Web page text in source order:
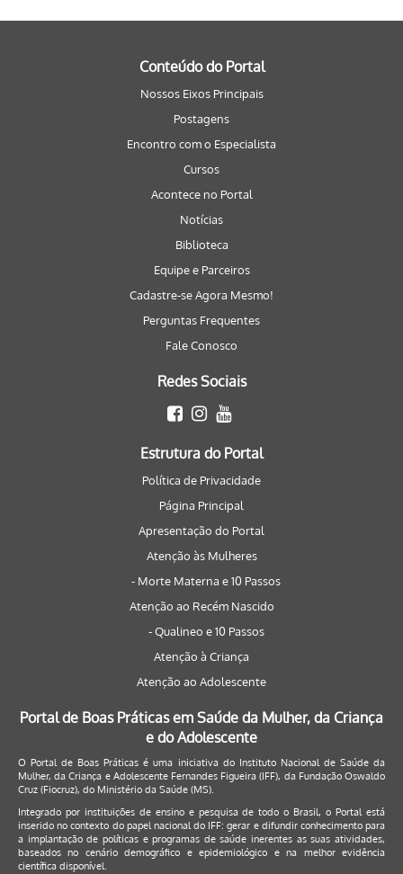
Conteúdo do Portal
Nossos Eixos Principais
Postagens
Encontro com o Especialista
Cursos
Acontece no Portal
Notícias
Biblioteca
Equipe e Parceiros
Cadastre-se Agora Mesmo!
Perguntas Frequentes
Fale Conosco
Redes Sociais
Estrutura do Portal
Política de Privacidade
Página Principal
Apresentação do Portal
Atenção às Mulheres
- Morte Materna e 10 Passos
Atenção ao Recém Nascido
- Qualineo e 10 Passos
Atenção à Criança
Atenção ao Adolescente
Portal de Boas Práticas em Saúde da Mulher, da Criança
e do Adolescente
O Portal de Boas Práticas é uma iniciativa do Instituto Nacional de Saúde da
Mulher, da Criança e Adolescente Fernandes Figueira (IFF), da Fundação Oswaldo
Cruz (Fiocruz), do Ministério da Saúde (MS).
Integrado por instituições de ensino e pesquisa de todo o Brasil, o Portal está
inserido no contexto do papel nacional do IFF: gerar e difundir conhecimento para
a implantação de políticas e programas de saúde inerentes as suas atividades,
baseados no cenário demográfico e epidemiológico e na melhor evidência
científica disponível.